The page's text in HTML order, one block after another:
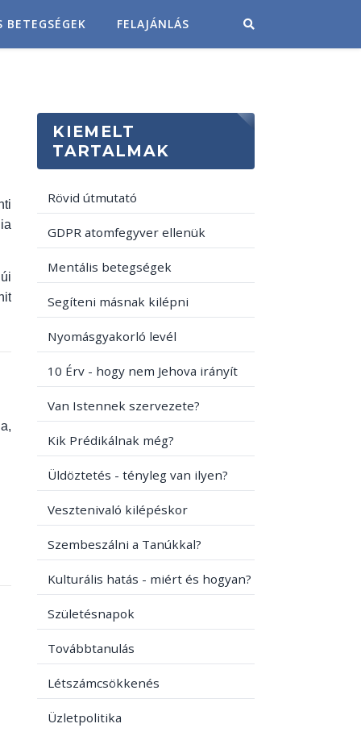
BETEGSÉGEK FELAJÁNLÁS
KIEMELT
TARTALMAK
Rövid útmutató
GDPR atomfegyver ellenük
Mentális betegségek
Segíteni másnak kilépni
Nyomásgyakorló levél
10 Érv - hogy nem Jehova irányít
Van Istennek szervezete?
Kik Prédikálnak még?
Üldöztetés - tényleg van ilyen?
Vesztenivaló kilépéskor
Szembeszálni a Tanúkkal?
Kulturális hatás - miért és hogyan?
Születésnapok
Továbbtanulás
Létszámcsökkenés
Üzletpolitika